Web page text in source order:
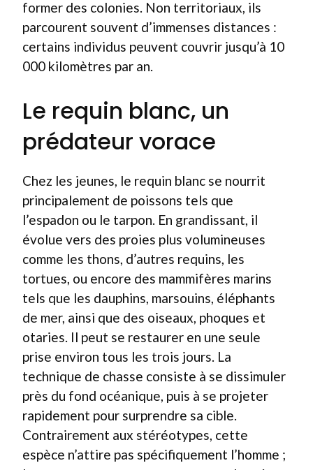
former des colonies. Non territoriaux, ils
parcourent souvent d’immenses distances :
certains individus peuvent couvrir jusqu’à 10
000 kilomètres par an.
Le requin blanc, un
prédateur vorace
Chez les jeunes, le requin blanc se nourrit
principalement de poissons tels que
l’espadon ou le tarpon. En grandissant, il
évolue vers des proies plus volumineuses
comme les thons, d’autres requins, les
tortues, ou encore des mammifères marins
tels que les dauphins, marsouins, éléphants
de mer, ainsi que des oiseaux, phoques et
otaries. Il peut se restaurer en une seule
prise environ tous les trois jours. La
technique de chasse consiste à se dissimuler
près du fond océanique, puis à se projeter
rapidement pour surprendre sa cible.
Contrairement aux stéréotypes, cette
espèce n’attire pas spécifiquement l’homme ;